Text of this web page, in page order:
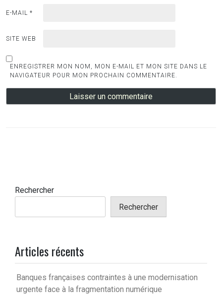
E-MAIL *
SITE WEB
ENREGISTRER MON NOM, MON E-MAIL ET MON SITE DANS LE
NAVIGATEUR POUR MON PROCHAIN COMMENTAIRE.
Rechercher
Rechercher
Articles récents
Banques françaises contraintes à une modernisation
urgente face à la fragmentation numérique